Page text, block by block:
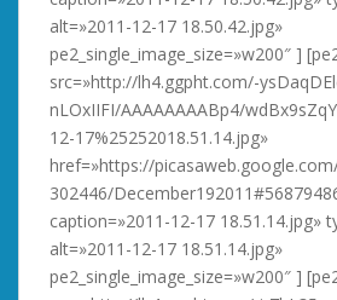
alt=»2011-12-17 18.50.42.jpg»
pe2_single_image_size=»w200″ ]
src=»http://lh4.ggpht.com/-
nLOxIIFI/AAAAAAAABp4/
12-17%25252018.51.14.jpg»
href=»https://
302446/
caption=»2011-12-17 18.51.14.jpg»
alt=»2011-12-17 18.51.14.jpg»
pe2_single_image_size=»w200″ ]